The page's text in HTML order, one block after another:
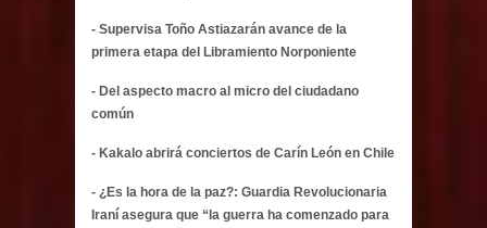
- Supervisa Toño Astiazarán avance de la
primera etapa del Libramiento Norponiente
- Del aspecto macro al micro del ciudadano
común
- Kakalo abrirá conciertos de Carín León en Chile
- ¿Es la hora de la paz?: Guardia Revolucionaria
Iraní asegura que “la guerra ha comenzado para